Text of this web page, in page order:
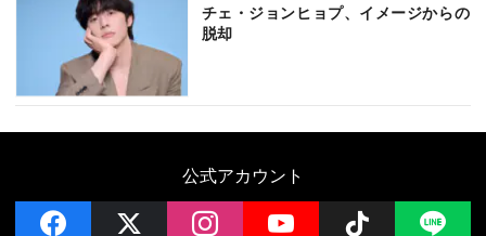
チェ・ジョンヒョプ、イメージからの
脱却
公式アカウント
facebook instagramYouTube Follow